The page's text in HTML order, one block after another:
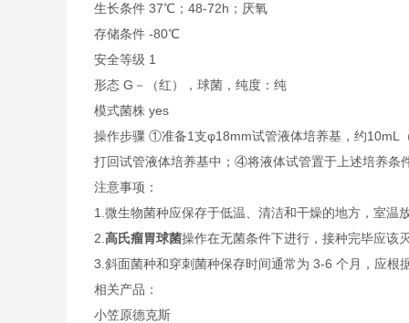
生长条件 37℃；48-72h；厌氧
存储条件 -80℃
安全等级 1
形态 G－（红），球菌，纯度：纯
模式菌株 yes
操作步骤 ①准备1支φ18mm试管液体培养基，约
打回试管液体培养基中；④将液体试管置于上述培养
注意事项：
1.微生物菌种应保存于低温、清洁和干燥的地方，室温
2. 高氏瘤胃球菌操作在无菌条件下进行，接种完毕应该
3.斜面菌种和穿刺菌种保存时间通常为 3-6 个月，应
相关产品：
小笠原德克斯